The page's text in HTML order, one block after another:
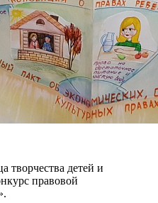
творчества детей и
правовой